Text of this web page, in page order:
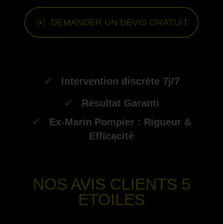
✉️ DEMANDER UN DEVIS GRATUIT
✔
Intervention discrète 7j/7
✔
Résultat Garanti
✔
Ex-Marin Pompier : Rigueur &
Efficacité
NOS AVIS CLIENTS 5
ETOILES